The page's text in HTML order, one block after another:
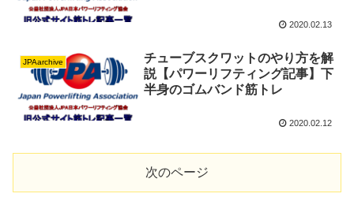
2020.02.13
JPAarchive
チューブスクワットのやり方を解
説【パワーリフティング記事】下
半身のゴムバンド筋トレ
2020.02.12
次のページ